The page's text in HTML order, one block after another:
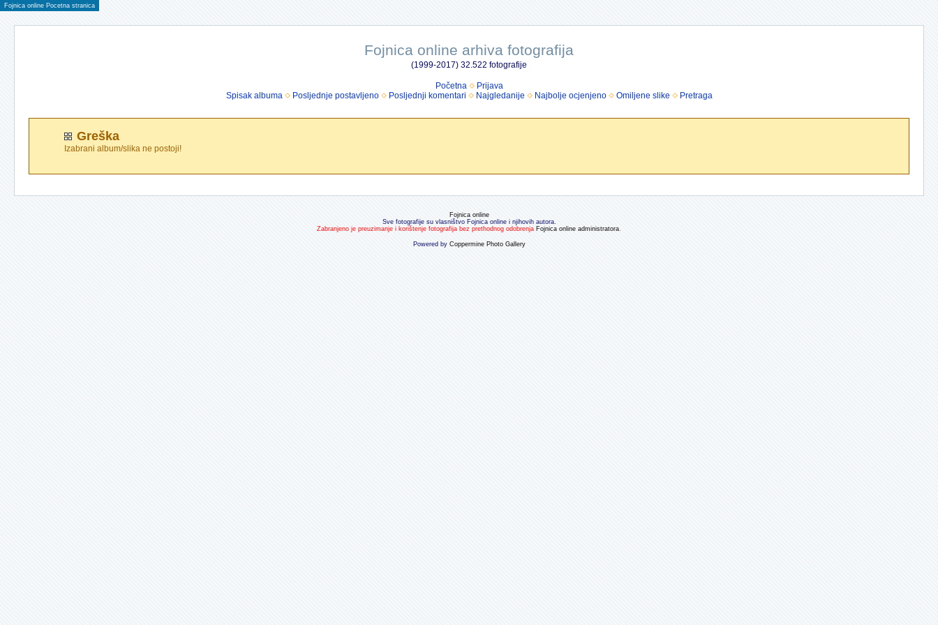
Fojnica online Pocetna stranica
Fojnica online arhiva fotografija
(1999-2017) 32.522 fotografije
Početna
Prijava
Spisak albuma
Posljednje postavljeno Posljednji komentari Najgledanije Najbolje ocjenjeno Omiljene slike Pretraga
Greška
Izabrani album/slika ne postoji!
Fojnica online
Sve fotografije su vlasništvo Fojnica online i njihovih autora.
Zabranjeno je preuzimanje i korištenje fotografija bez prethodnog odobrenja Fojnica online administratora.
Powered by Coppermine Photo Gallery